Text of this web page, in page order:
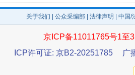
关于我们 公众采编部 法律声明 | 中国
京ICP备11011765号1至
ICP许可证: 京B2-20251785
广